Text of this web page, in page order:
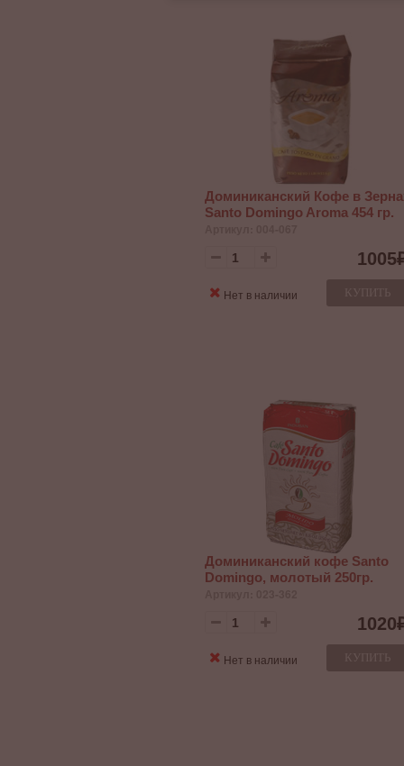
Доминиканский Кофе в
Santo Domingo Aroma 454 гр.
1005
КУПИТЬ
Нет в наличии
Доминиканский кофе Santo
Domingo, молотый 250гр.
1020
КУПИТЬ
Нет в наличии